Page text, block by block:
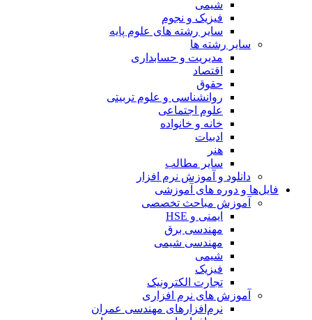
شیمی
فیزیک و نجوم
سایر رشته های علوم پایه
سایر رشته ها
مدیریت و حسابداری
اقتصاد
حقوق
روانشناسی و علوم تربیتی
علوم اجتماعی
خانه و خانواده
ادبیات
هنر
سایر مطالب
دانلود و آموزش نرم افزار
فایل‌ها و دوره های آموزشی
آموزش مباحث تخصصی
ایمنی و HSE
مهندسی برق
مهندسی شیمی
شیمی
فیزیک
تجارت الکترونیک
آموزش های نرم افزاری
نرم‌افزارهای مهندسی عمران